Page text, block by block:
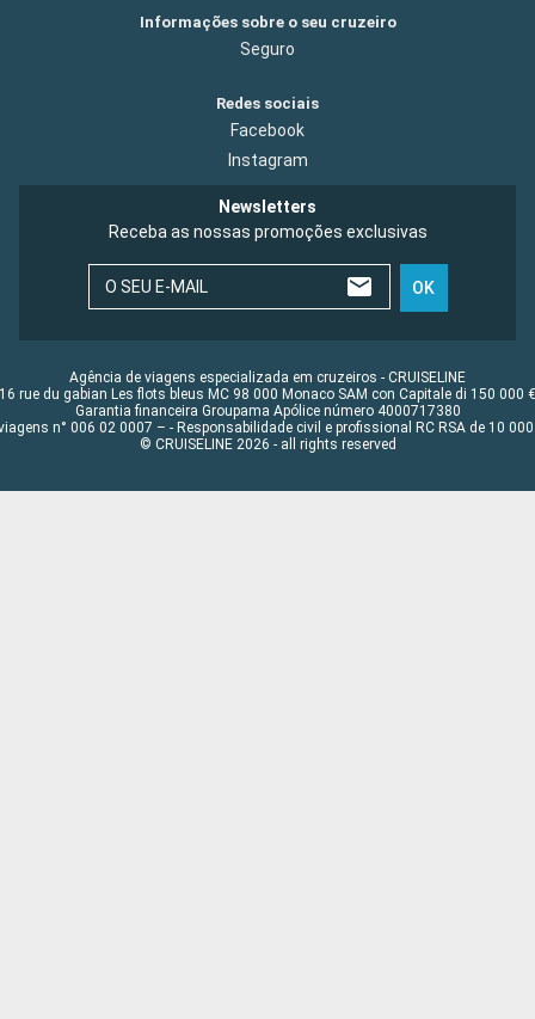
Informações sobre o seu cruzeiro
Seguro
Redes sociais
Facebook
Instagram
Newsletters
Receba as nossas promoções exclusivas
O SEU E-MAIL OK
Agência de viagens especializada em cruzeiros - CRUISELINE
16 rue du gabian Les flots bleus MC 98 000 Monaco SAM con Capitale di 150 000 €
Garantia financeira Groupama Apólice número 4000717380
n° 006 02 0007 – - Responsabilidade civil e profissional RC RSA de 10 000
© CRUISELINE 2026 - all rights reserved